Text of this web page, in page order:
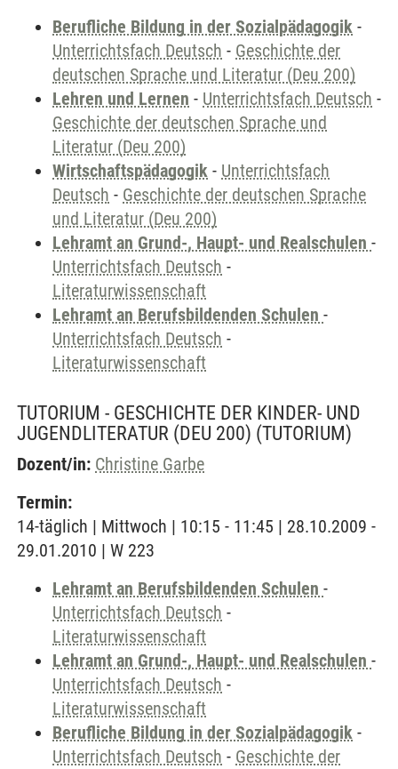
Berufliche Bildung in der Sozialpädagogik -
Unterrichtsfach Deutsch - Geschichte der
deutschen Sprache und Literatur (Deu 200)
Lehren und Lernen - Unterrichtsfach Deutsch -
Geschichte der deutschen Sprache und
Literatur (Deu 200)
Wirtschaftspädagogik - Unterrichtsfach
Deutsch - Geschichte der deutschen Sprache
und Literatur (Deu 200)
Lehramt an Grund-, Haupt- und Realschulen -
Unterrichtsfach Deutsch -
Literaturwissenschaft
Lehramt an Berufsbildenden Schulen -
Unterrichtsfach Deutsch -
Literaturwissenschaft
TUTORIUM - GESCHICHTE DER KINDER- UND
JUGENDLITERATUR (DEU 200) (TUTORIUM)
Dozent/in: Christine Garbe
Termin:
14-täglich | Mittwoch | 10:15 - 11:45 | 28.10.2009 -
29.01.2010 | W 223
Lehramt an Berufsbildenden Schulen -
Unterrichtsfach Deutsch -
Literaturwissenschaft
Lehramt an Grund-, Haupt- und Realschulen -
Unterrichtsfach Deutsch -
Literaturwissenschaft
Berufliche Bildung in der Sozialpädagogik -
Unterrichtsfach Deutsch - Geschichte der